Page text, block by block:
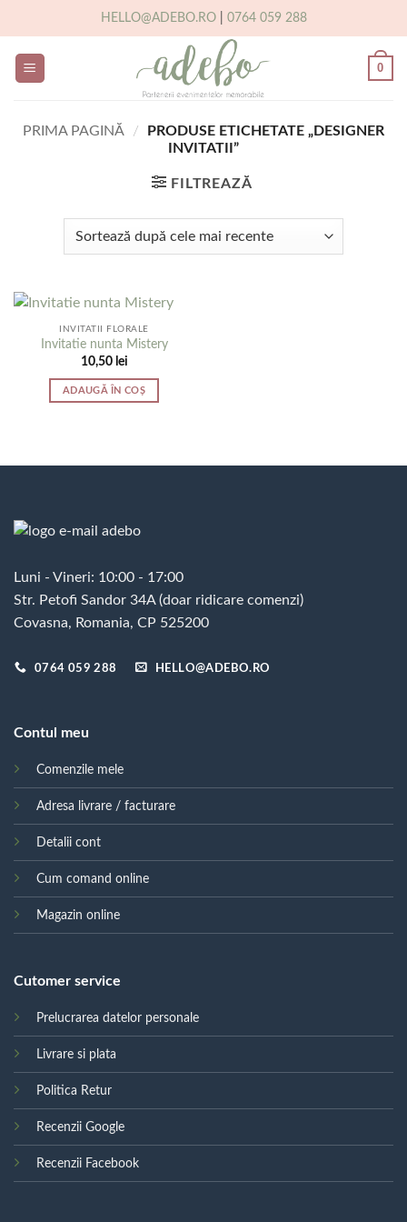
content
HELLO@ADEBO.RO| 0764 059 288
0
PRIMA PAGINĂ /
PRODUSE ETICHETATE „DESIGNER
INVITATII”
FILTREAZĂ
INVITATII FLORALE
Invitatie nunta Mistery
10,50 lei
ADAUGĂ ÎN COȘ
Luni - Vineri: 10:00 - 17:00
Str. Petofi Sandor 34A (doar ridicare comenzi)
Covasna, Romania, CP 525200
0764 059 288 HELLO@ADEBO.RO
Contul meu
Comenzile mele
Adresa livrare / facturare
Detalii cont
Cum comand online
Magazin online
Cutomer service
Prelucrarea datelor personale
Livrare si plata
Politica Retur
Recenzii Google
Recenzii Facebook